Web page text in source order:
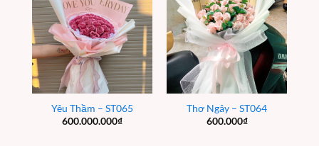
Yêu Thầm – ST065
600.000.000₫
Thơ Ngây – ST064
600.000₫